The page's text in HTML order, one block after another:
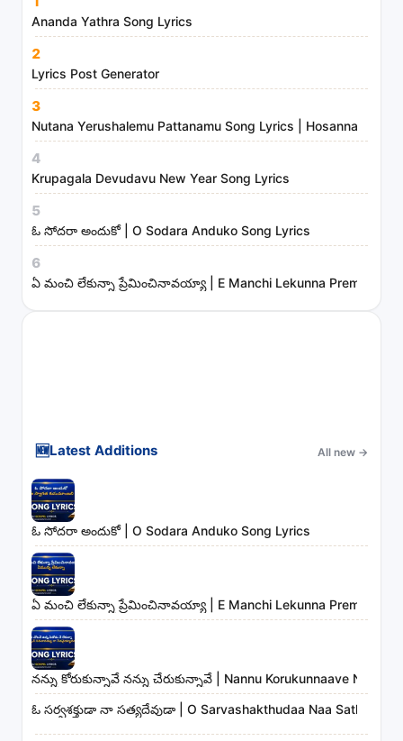
i
s
t
r
i
e
s
Ananda Yathra Song Lyrics
2
Lyrics Post Generator
3
Nutana Yerushalemu Pattanamu Song Lyrics | Hosanna
4
Krupagala Devudavu New Year Song Lyrics
5
ఓ సోదరా అందుకో | O Sodara Anduko Song Lyrics
6
ఏ మంచి లేకున్నా ప్రేమించినావయ్యా | E Manchi Lekunna
🆕Latest Additions All new →
ఓ సోదరా అందుకో | O Sodara Anduko Song Lyrics
ఏ మంచి లేకున్నా ప్రేమించినావయ్యా | E Manchi Lekunna
నన్ను కోరుకున్నావే నన్ను చేరుకున్నావే | Nannu Korukunnaave Nannu
ఓ సర్వశక్తుడా నా సత్యదేవుడా | O Sarvashakthudaa Naa